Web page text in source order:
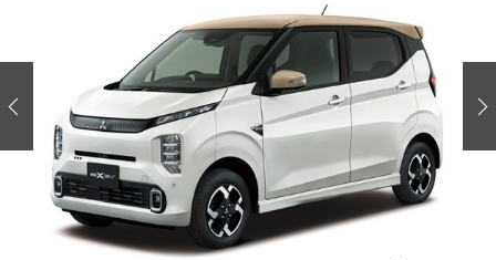
ショップレポート 愛車 File
自動車豆知識 ストップ！不具合修理＆粗悪修理
鈑金・塗装
ディテイリング
ディテイリング 洗車
ヘッドライト磨き コーティング
フィルム・ラッピング
鈑金・塗装
小キズ直し 防錆
特集記事
ストップ 不具合修理＆粗悪修理
カーメーカー「旧車」関連プロジェ
ショップ紹介